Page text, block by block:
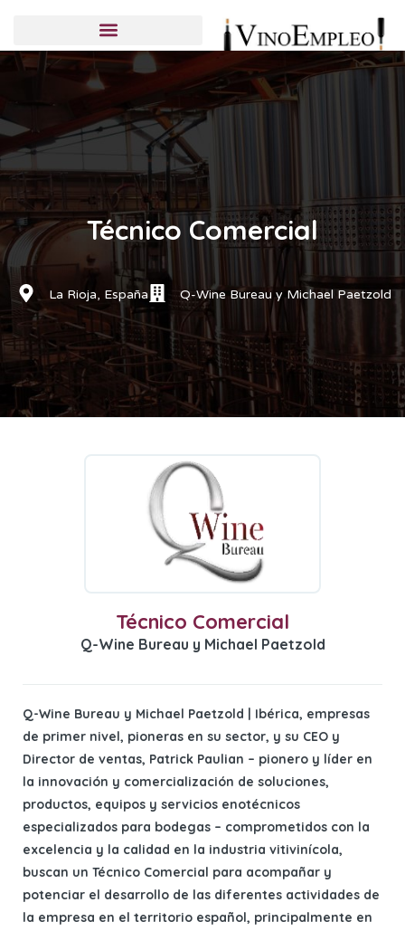
Candidatos Empresas Publicar una oferta
Técnico Comercial
La Rioja, España Q-Wine Bureau y Michael Paetzold
Técnico Comercial
Q-Wine Bureau y Michael Paetzold
Q-Wine Bureau y Michael Paetzold | Ibérica, empresas
de primer nivel, pioneras en su sector, y su CEO y
Director de ventas, Patrick Paulian – pionero y líder en
la innovación y comercialización de soluciones,
productos, equipos y servicios enotécnicos
especializados para bodegas – comprometidos con la
excelencia y la calidad en la industria vitivinícola,
buscan un Técnico Comercial para acompañar y
potenciar el desarrollo de las diferentes actividades de
la empresa en el territorio español, principalmente en